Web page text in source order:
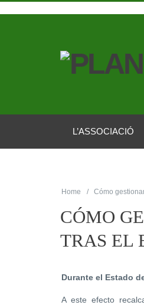
L’ASSOCIACIÓ
Home Cómo
CÓMO
TRAS EL
Durante el Estado
A este efecto